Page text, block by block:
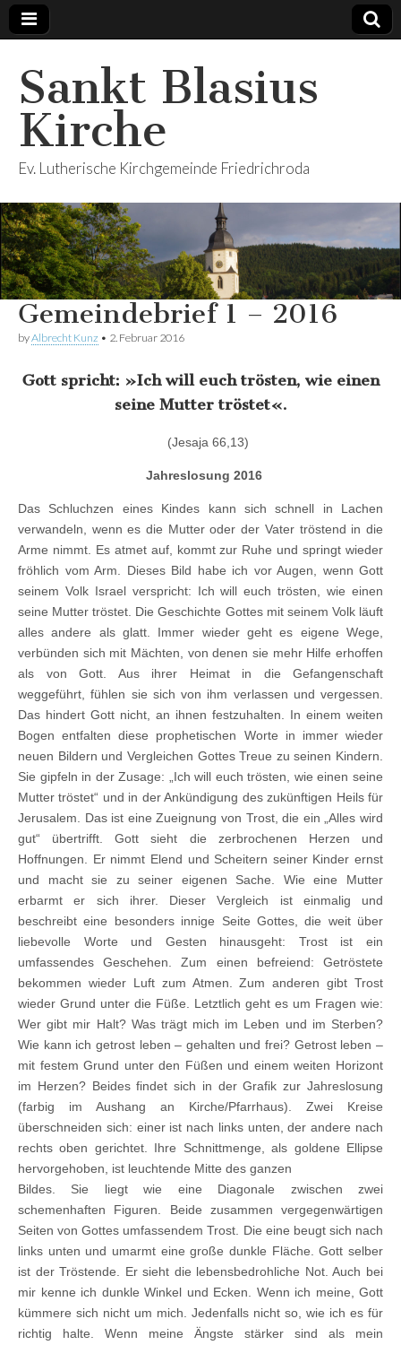
Sankt Blasius
Kirche
Ev. Lutherische Kirchgemeinde Friedrichroda
Gemeindebrief 1 – 2016
byAlbrecht Kunz • 2. Februar 2016
Gott spricht: »Ich will euch trösten, wie einen
seine Mutter tröstet«.
(Jesaja 66,13)
Jahreslosung 2016
Das Schluchzen eines Kindes kann sich schnell in Lachen
verwandeln, wenn es die Mutter oder der Vater tröstend in die
Arme nimmt. Es atmet auf, kommt zur Ruhe und springt wieder
fröhlich vom Arm. Dieses Bild habe ich vor Augen, wenn Gott
seinem Volk Israel verspricht: Ich will euch trösten, wie einen
seine Mutter tröstet. Die Geschichte Gottes mit seinem Volk läuft
alles andere als glatt. Immer wieder geht es eigene Wege,
verbünden sich mit Mächten, von denen sie mehr Hilfe erhoffen
als von Gott. Aus ihrer Heimat in die Gefangenschaft
weggeführt, fühlen sie sich von ihm verlassen und vergessen.
Das hindert Gott nicht, an ihnen festzuhalten. In einem weiten
Bogen entfalten diese prophetischen Worte in immer wieder
neuen Bildern und Vergleichen Gottes Treue zu seinen Kindern.
Sie gipfeln in der Zusage: „Ich will euch trösten, wie einen seine
Mutter tröstet“ und in der Ankündigung des zukünftigen Heils für
Jerusalem. Das ist eine Zueignung von Trost, die ein „Alles wird
gut“ übertrifft. Gott sieht die zerbrochenen Herzen und
Hoffnungen. Er nimmt Elend und Scheitern seiner Kinder ernst
und macht sie zu seiner eigenen Sache. Wie eine Mutter
erbarmt er sich ihrer. Dieser Vergleich ist einmalig und
beschreibt eine besonders innige Seite Gottes, die weit über
liebevolle Worte und Gesten hinausgeht: Trost ist ein
umfassendes Geschehen. Zum einen befreiend: Getröstete
bekommen wieder Luft zum Atmen. Zum anderen gibt Trost
wieder Grund unter die Füße. Letztlich geht es um Fragen wie:
Wer gibt mir Halt? Was trägt mich im Leben und im Sterben?
Wie kann ich getrost leben – gehalten und frei? Getrost leben –
mit festem Grund unter den Füßen und einem weiten Horizont
im Herzen? Beides findet sich in der Grafik zur Jahreslosung
(farbig im Aushang an Kirche/Pfarrhaus). Zwei Kreise
überschneiden sich: einer ist nach links unten, der andere nach
rechts oben gerichtet. Ihre Schnittmenge, als goldene Ellipse
hervorgehoben, ist leuchtende Mitte des ganzen
Bildes. Sie liegt wie eine Diagonale zwischen zwei
schemenhaften Figuren. Beide zusammen vergegenwärtigen
Seiten von Gottes umfassendem Trost. Die eine beugt sich nach
links unten und umarmt eine große dunkle Fläche. Gott selber
ist der Tröstende. Er sieht die lebensbedrohliche Not. Auch bei
mir kenne ich dunkle Winkel und Ecken. Wenn ich meine, Gott
kümmere sich nicht um mich. Jedenfalls nicht so, wie ich es für
richtig halte. Wenn meine Ängste stärker sind als mein